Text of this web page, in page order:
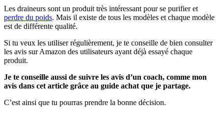
Les draineurs sont un produit très intéressant pour se purifier et
perdre du poids. Mais il existe de tous les modèles et chaque modèle
est de différente qualité.
Si tu veux les utiliser régulièrement, je te conseille de bien consulter
les avis sur Amazon des utilisateurs ayant déjà essayé chaque
produit.
Je te conseille aussi de suivre les avis d’un coach, comme mon
avis dans cet article grâce au guide achat que je partage.
C’est ainsi que tu pourras prendre la bonne décision.